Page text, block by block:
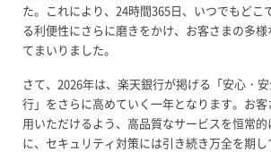
た。これにより、24時間365日、いつでもどこ
る利便性にさらに磨きをかけ、お客さまの多
てまいりました。
さて、2026年は、楽天銀行が掲げる「安心・
行」をさらに高めていく一年となります。お
用いただけるよう、高品質なサービスを恒常
に、セキュリティ対策には引き続き万全を期